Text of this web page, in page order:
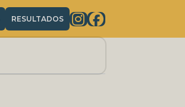
RESULTADOS